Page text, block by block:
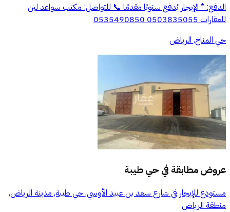
الدفع: * الإيجار يُدفع سنويًا مقدمًا 📞 للتواصل: مكتب سواعد لبن
للعقارات 0503835055 0535490850
حي المناخ, الرياض
عروض مطابقة فيحي طيبة
مستودع للإيجار في شارع سعد بن عبيد الأوسي, حي طيبة, مدينة الرياض,
منطقة الرياض